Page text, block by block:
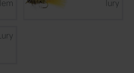
Zlatohlavé